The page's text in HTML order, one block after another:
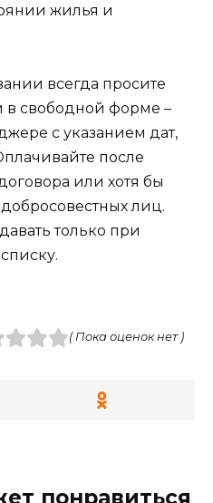
жилья и
всегда просите
свободной форме –
с указанием дат,
после
или хотя бы
лиц.
только при
( Пока оценок нет )
понравиться